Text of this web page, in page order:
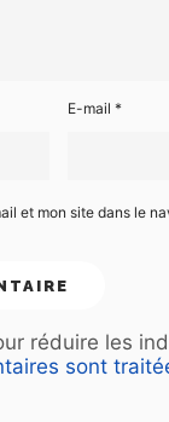
E-mail *
et mon site dans le
réduire les
sont